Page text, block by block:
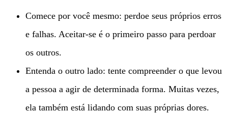
Comece por você mesmo: perdoe seus próprios erros
e falhas. Aceitar-se é o primeiro passo para perdoar
os outros.
Entenda o outro lado: tente compreender o que levou
a pessoa a agir de determinada forma. Muitas vezes,
ela também está lidando com suas próprias dores.